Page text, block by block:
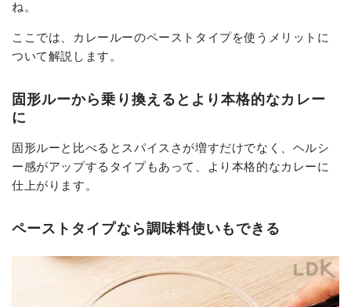
ね。
ここでは、カレールーのペーストタイプを使うメリットに
ついて解説します。
固形ルーから乗り換えるとより本格的なカレー
に
固形ルーと比べるとスパイスさが増すだけでなく、ヘルシ
ー感がアップするタイプもあって、より本格的なカレーに
仕上がります。
ペーストタイプなら調味料使いもできる